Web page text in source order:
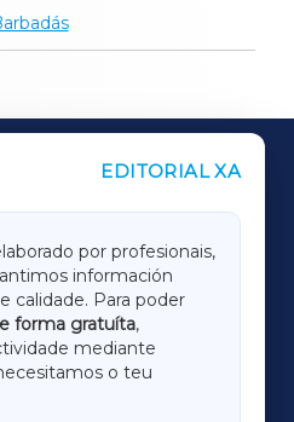
EDITORIAL XA
por profesionais,
información
calidade. Para poder
forma gratuíta,
mediante
o teu